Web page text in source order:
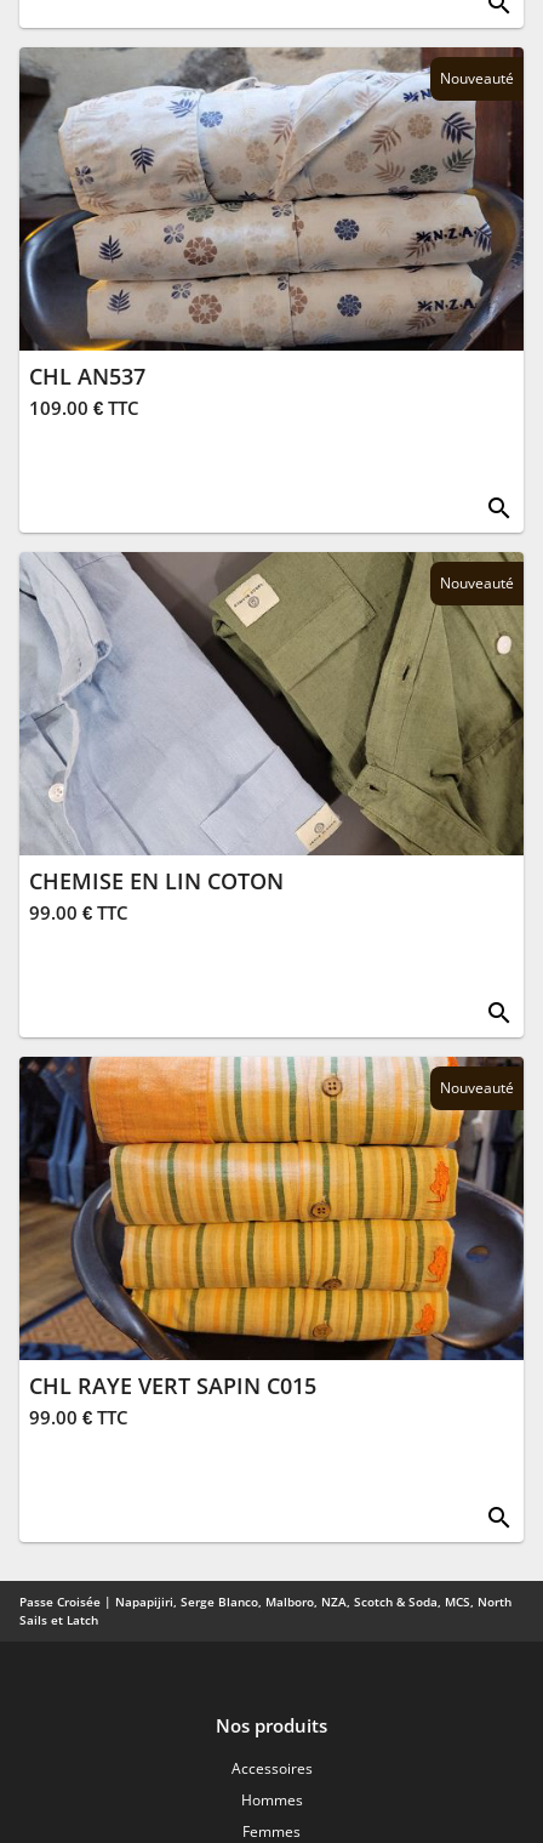
Nouveauté
CHL AN537
109.00 € TTC
search
Nouveauté
CHEMISE EN LIN COTON
99.00 € TTC
search
Nouveauté
CHL RAYE VERT SAPIN C015
99.00 € TTC
search
Passe Croisée | Napapijiri, Serge Blanco, Malboro, NZA, Scotch & Soda, MCS, North
Sails et Latch
Nos produits
Accessoires
Hommes
Femmes